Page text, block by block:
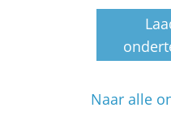
Naar alle